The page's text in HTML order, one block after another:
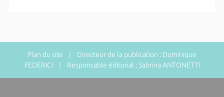
Plan du site | Directeur de la publication : Dominique
FEDERICI | Responsable éditorial : Sabrina ANTONETTI